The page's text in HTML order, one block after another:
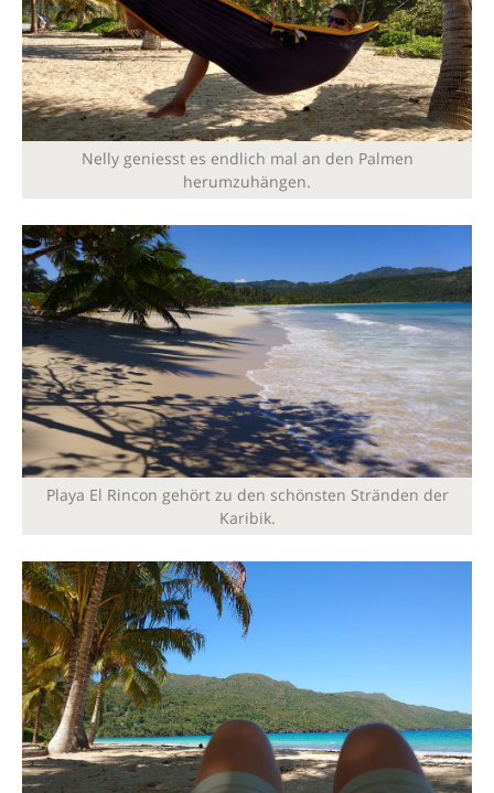
Nelly geniesst es endlich mal an den Palmen
herumzuhängen.
Playa El Rincon gehört zu den schönsten Stränden der
Karibik.